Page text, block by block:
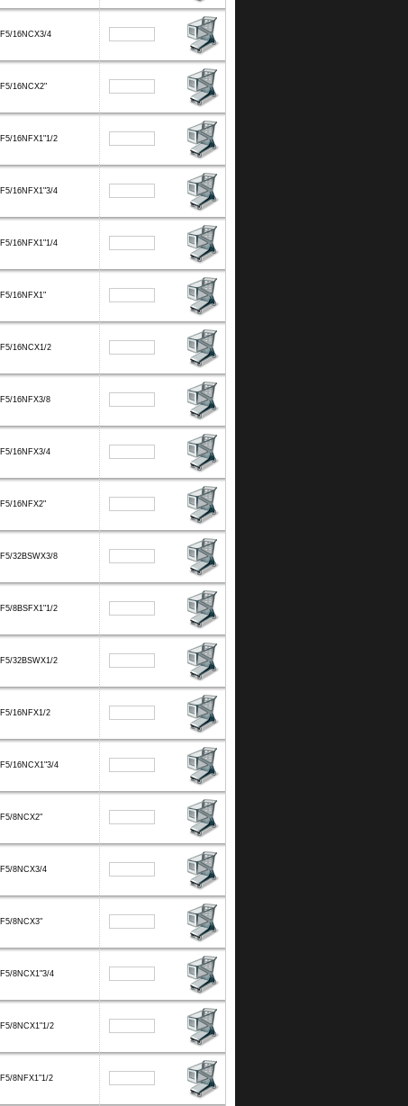
F5/16NCX3/4
F5/16NCX2"
F5/16NFX1"1/2
F5/16NFX1"3/4
F5/16NFX1"1/4
F5/16NFX1"
F5/16NCX1/2
F5/16NFX3/8
F5/16NFX3/4
F5/16NFX2"
F5/32BSWX3/8
F5/8BSFX1"1/2
F5/32BSWX1/2
F5/16NFX1/2
F5/16NCX1"3/4
F5/8NCX2"
F5/8NCX3/4
F5/8NCX3"
F5/8NCX1"3/4
F5/8NCX1"1/2
F5/8NFX1"1/2